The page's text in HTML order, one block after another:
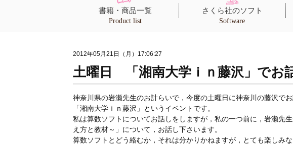
書籍・商品一覧
Product list
さくら社のソフト
Software
2012年05月21日（月）17:06:27
土曜日 「湘南大学ｉｎ藤沢」でお
神奈川県の岩瀬先生のお計らいで，今度の土曜日に神奈川の藤沢でお
「湘南大学ｉｎ藤沢」というイベントです。
私は算数ソフトについてお話しをしますが，私の一つ前に，岩瀬
え方と教材～」について，お話し下さいます。
算数ソフトとどう絡むか，それは分かりかねますが，とても楽しみな